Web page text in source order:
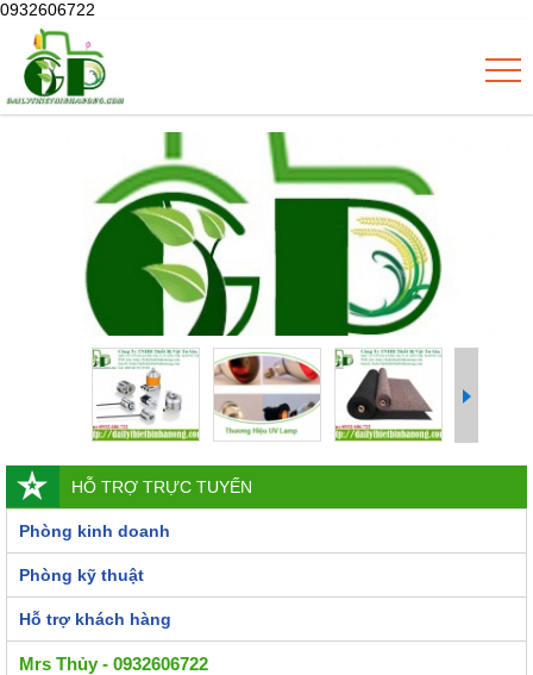
0932606722
HỖ TRỢ TRỰC TUYẾN
Phòng kinh doanh
Phòng kỹ thuật
Hỗ trợ khách hàng
Mrs Thủy - 0932606722